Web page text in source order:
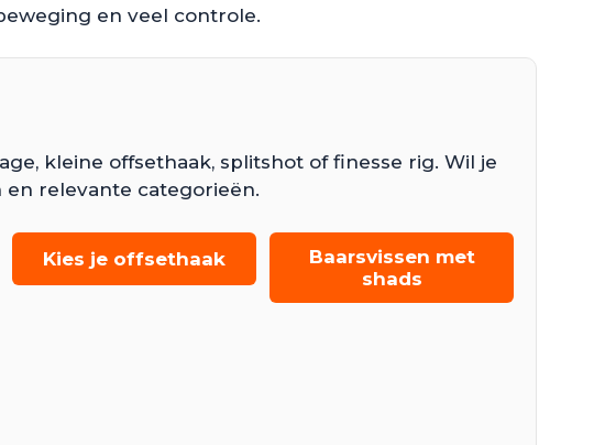
en veel controle.
kleine offsethaak, splitshot of finesse rig. Wil je
relevante categorieën.
Kies je offsethaak
Baarsvissen met
shads